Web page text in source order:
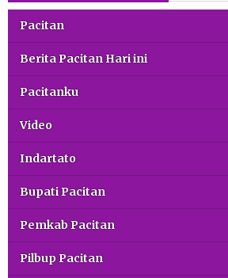
Pacitan
Berita Pacitan Hari ini
Pacitanku
Video
Indartato
Bupati Pacitan
Pemkab Pacitan
Pilbup Pacitan